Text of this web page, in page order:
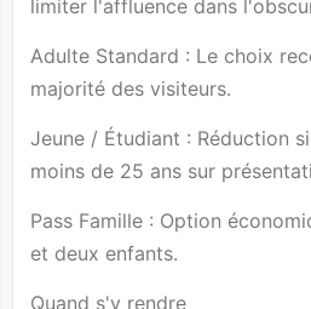
limiter l'affluence dans
Adulte Standard : Le choix
majorité des visiteurs.
Jeune / Étudiant : Réduction
moins de 25 ans sur
Pass Famille : Option
et deux enfants.
Quand s'y rendre